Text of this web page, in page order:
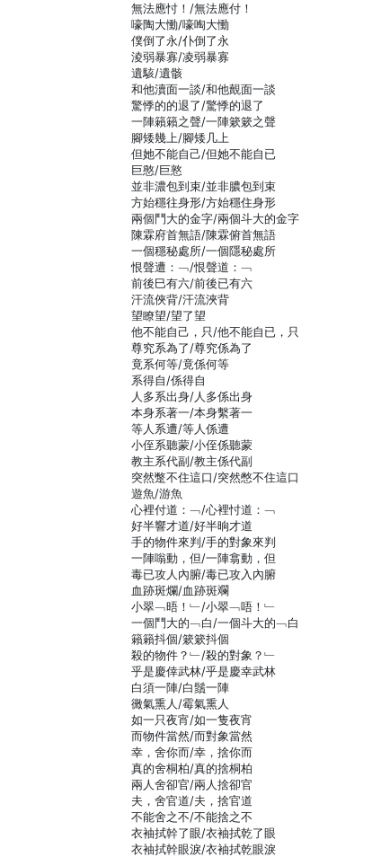
無法應忖！/無法應付！
嚎陶大慟/嚎啕大慟
僕倒了永/仆倒了永
淩弱暴寡/凌弱暴寡
遺駭/遺骸
和他瀆面一談/和他覿面一談
驚悸的的退了/驚悸的退了
一陣籟籟之聲/一陣簌簌之聲
腳矮幾上/腳矮几上
但她不能自己/但她不能自已
巨憨/巨憝
並非濃包到束/並非膿包到束
方始穩往身形/方始穩住身形
兩個鬥大的金字/兩個斗大的金字
陳霖府首無語/陳霖俯首無語
一個穩秘處所/一個隱秘處所
恨聲遭：﹁/恨聲道：﹁
前後巳有六/前後已有六
汗流俠背/汗流浹背
望瞭望/望了望
他不能自己，只/他不能自已，只
尊究系為了/尊究係為了
竟系何等/竟係何等
系得自/係得自
人多系出身/人多係出身
本身系著一/本身繫著一
等人系遭/等人係遭
小侄系聽蒙/小侄係聽蒙
教主系代副/教主係代副
突然蹩不住這口/突然憋不住這口
遊魚/游魚
心裡付道：﹁/心裡忖道：﹁
好半響才道/好半晌才道
手的物件來判/手的對象來判
一陣嗡動，但/一陣翕動，但
毒已攻人內腑/毒已攻入內腑
血跡斑爛/血跡斑斕
小翠﹁晤！﹂/小翠﹁唔！﹂
一個鬥大的﹁白/一個斗大的﹁白
籟籟抖個/簌簌抖個
殺的物件？﹂/殺的對象？﹂
乎是慶倖武林/乎是慶幸武林
白須一陣/白鬚一陣
黴氣熏人/霉氣熏人
如一只夜宵/如一隻夜宵
而物件當然/而對象當然
幸，舍你而/幸，捨你而
真的舍桐柏/真的捨桐柏
兩人舍卻官/兩人捨卻官
夫，舍官道/夫，捨官道
不能舍之不/不能捨之不
衣袖拭幹了眼/衣袖拭乾了眼
衣袖拭幹眼淚/衣袖拭乾眼淚